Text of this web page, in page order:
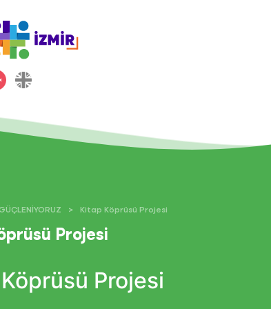
GÜÇLENİYORUZ Kitap Köprüsü Projesi
Projesi
Projesi